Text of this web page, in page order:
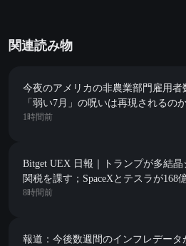
関連読み物
今夜のアメリカの非農業部門雇用者
「弱い7月」の呪いは再現されるの
はすべて予想を下回っている。
1時間前
Bitget UEX 日報｜トランプが多結晶
関税を課す；SpaceXとテスラが168
Terafabプロジェクトを開始；今夜は
8時間前
報道：今後数週間のインフレデータ